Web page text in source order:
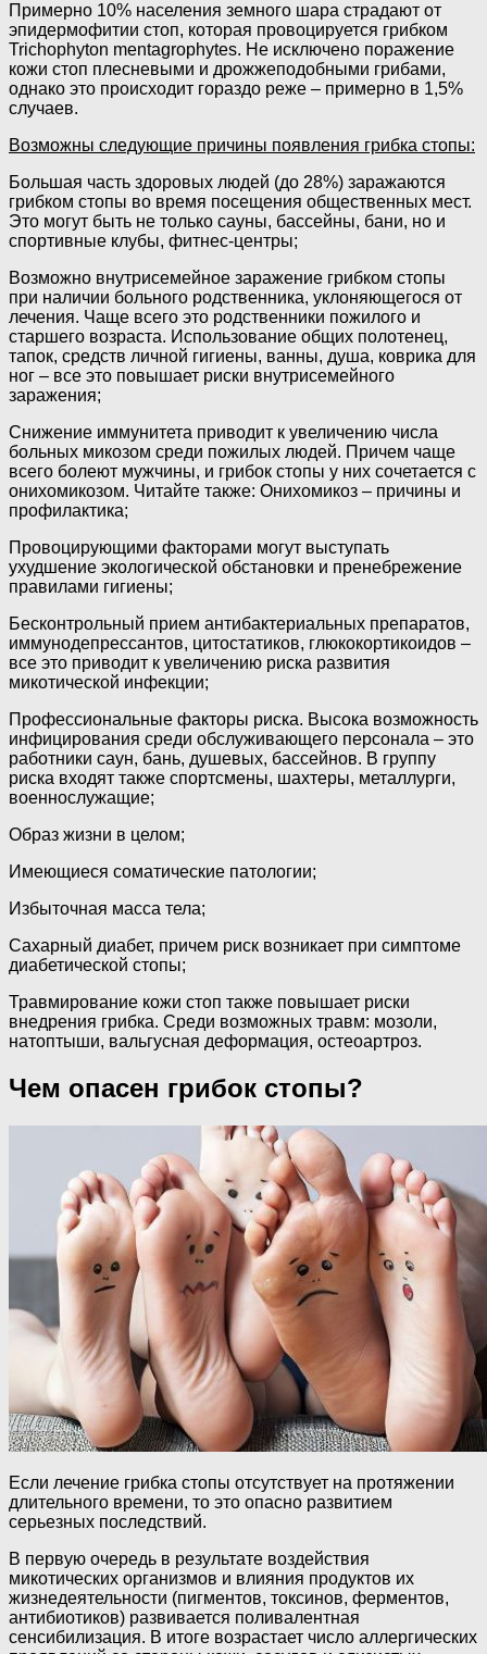
Примерно 10% населения земного шара страдают от
эпидермофитии стоп, которая провоцируется грибком
Trichophyton mentagrophytes. Не исключено поражение
кожи стоп плесневыми и дрожжеподобными грибами,
однако это происходит гораздо реже – примерно в 1,5%
случаев.
Возможны следующие причины появления грибка стопы:
Большая часть здоровых людей (до 28%) заражаются
грибком стопы во время посещения общественных мест.
Это могут быть не только сауны, бассейны, бани, но и
спортивные клубы, фитнес-центры;
Возможно внутрисемейное заражение грибком стопы
при наличии больного родственника, уклоняющегося от
лечения. Чаще всего это родственники пожилого и
старшего возраста. Использование общих полотенец,
тапок, средств личной гигиены, ванны, душа, коврика для
ног – все это повышает риски внутрисемейного
заражения;
Снижение иммунитета приводит к увеличению числа
больных микозом среди пожилых людей. Причем чаще
всего болеют мужчины, и грибок стопы у них сочетается с
онихомикозом. Читайте также: Онихомикоз – причины и
профилактика;
Провоцирующими факторами могут выступать
ухудшение экологической обстановки и пренебрежение
правилами гигиены;
Бесконтрольный прием антибактериальных препаратов,
иммунодепрессантов, цитостатиков, глюкокортикоидов –
все это приводит к увеличению риска развития
микотической инфекции;
Профессиональные факторы риска. Высока возможность
инфицирования среди обслуживающего персонала – это
работники саун, бань, душевых, бассейнов. В группу
риска входят также спортсмены, шахтеры, металлурги,
военнослужащие;
Образ жизни в целом;
Имеющиеся соматические патологии;
Избыточная масса тела;
Сахарный диабет, причем риск возникает при симптоме
диабетической стопы;
Травмирование кожи стоп также повышает риски
внедрения грибка. Среди возможных травм: мозоли,
натоптыши, вальгусная деформация, остеоартроз.
Чем опасен грибок стопы?
Если лечение грибка стопы отсутствует на протяжении
длительного времени, то это опасно развитием
серьезных последствий.
В первую очередь в результате воздействия
микотических организмов и влияния продуктов их
жизнедеятельности (пигментов, токсинов, ферментов,
антибиотиков) развивается поливалентная
сенсибилизация. В итоге возрастает число аллергических